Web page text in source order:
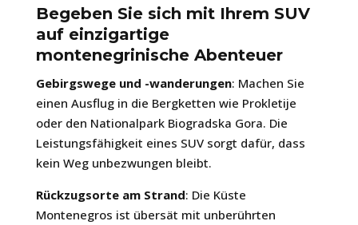
Begeben Sie sich mit Ihrem SUV
auf einzigartige
montenegrinische Abenteuer
Gebirgswege und -wanderungen: Machen Sie
einen Ausflug in die Bergketten wie Prokletije
oder den Nationalpark Biogradska Gora. Die
Leistungsfähigkeit eines SUV sorgt dafür, dass
kein Weg unbezwungen bleibt.
Rückzugsorte am Strand: Die Küste
Montenegros ist übersät mit unberührten